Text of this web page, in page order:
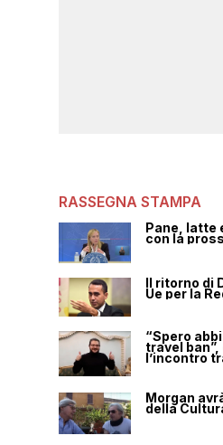
RASSEGNA STAMPA
Pane, latte
con la
Il ritorno di
Ue per la
“Spero
travel
l’incontro
Morgan
della